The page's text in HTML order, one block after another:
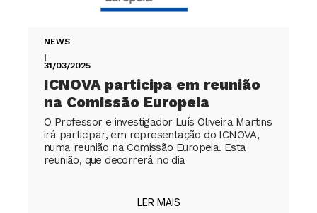
NEWS
|
31/03/2025
ICNOVA participa em reunião
na Comissão Europeia
O Professor e investigador Luís Oliveira Martins
irá participar, em representação do ICNOVA,
numa reunião na Comissão Europeia. Esta
reunião, que decorrerá no dia
LER MAIS